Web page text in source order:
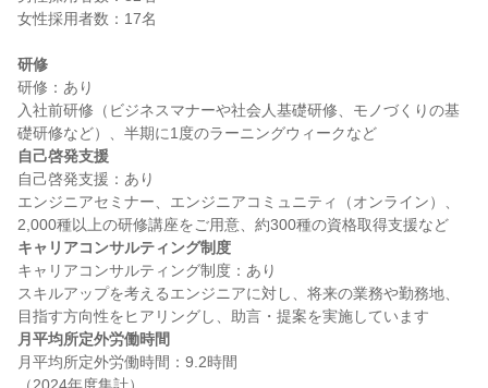
女性採用者数：17名
研修
研修：あり
入社前研修（ビジネスマナーや社会人基礎研修、モノづくりの基
自己啓発支援
自己啓発支援：あり
エンジニアセミナー、エンジニアコミュニティ（オンライン）、
キャリアコンサルティング制度
キャリアコンサルティング制度：あり
スキルアップを考えるエンジニアに対し、将来の業務や勤務地、
月平均所定外労働時間
月平均所定外労働時間：9.2時間